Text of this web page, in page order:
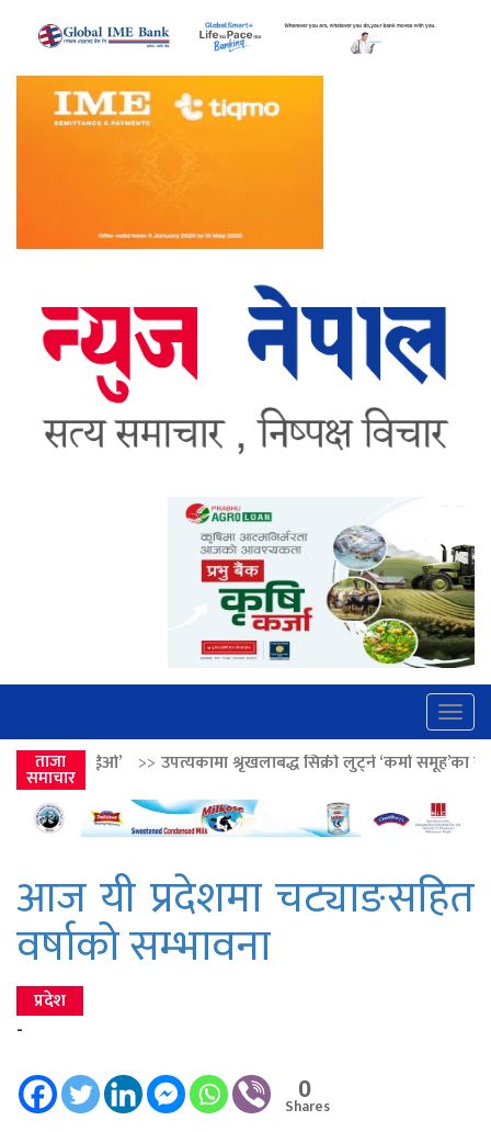
ताजा
समाचार
उपत्यकामा श्रृंखलाबद्ध सिक्री लुट्ने ‘कर्मा समूह’का नाइकेसहित पाँच पक्राउ
आज यी प्रदेशमा चट्याङसहित
वर्षाको सम्भावना
प्रदेश
-
0
Shares